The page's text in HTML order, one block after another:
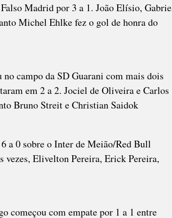
Madrid por 3 a 1. João Elísio,
Michel Ehlke fez o gol de honra do
campo da SD Guarani com mais dois
em 2 a 2. Jociel de Oliveira e Carlos
Bruno Streit e Christian Saidok
a 0 sobre o Inter de Meião/Red Bull
vezes, Elivelton Pereira, Erick Pereira,
começou com empate por 1 a 1 entre